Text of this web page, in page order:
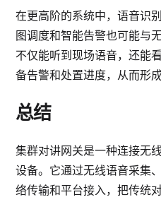
在更高阶的系统中，语音识
图调度和智能告警也可能与
不仅能听到现场语音，还能
备告警和处置进度，从而形
总结
集群对讲网关是一种连接无
设备。它通过无线语音采集
络传输和平台接入，把传统